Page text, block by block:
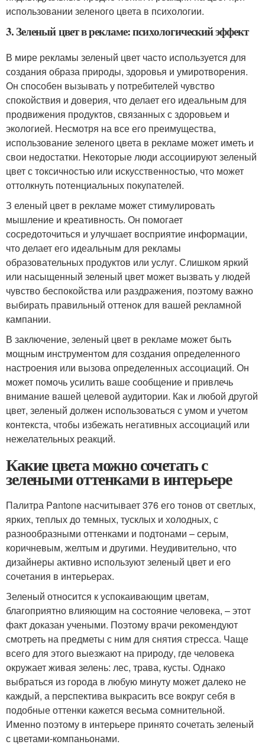
использовании зеленого цвета в психологии.
3. Зеленый цвет в рекламе: психологический эффект
В мире рекламы зеленый цвет часто используется для
создания образа природы, здоровья и умиротворения.
Он способен вызывать у потребителей чувство
спокойствия и доверия, что делает его идеальным для
продвижения продуктов, связанных с здоровьем и
экологией. Несмотря на все его преимущества,
использование зеленого цвета в рекламе может иметь и
свои недостатки. Некоторые люди ассоциируют зеленый
цвет с токсичностью или искусственностью, что может
оттолкнуть потенциальных покупателей.
З еленый цвет в рекламе может стимулировать
мышление и креативность. Он помогает
сосредоточиться и улучшает восприятие информации,
что делает его идеальным для рекламы
образовательных продуктов или услуг. Слишком яркий
или насыщенный зеленый цвет может вызвать у людей
чувство беспокойства или раздражения, поэтому важно
выбирать правильный оттенок для вашей рекламной
кампании.
В заключение, зеленый цвет в рекламе может быть
мощным инструментом для создания определенного
настроения или вызова определенных ассоциаций. Он
может помочь усилить ваше сообщение и привлечь
внимание вашей целевой аудитории. Как и любой другой
цвет, зеленый должен использоваться с умом и учетом
контекста, чтобы избежать негативных ассоциаций или
нежелательных реакций.
Какие цвета можно сочетать с
зелеными оттенками в интерьере
Палитра Pantone насчитывает 376 его тонов от светлых,
ярких, теплых до темных, тусклых и холодных, с
разнообразными оттенками и подтонами – серым,
коричневым, желтым и другими. Неудивительно, что
дизайнеры активно используют зеленый цвет и его
сочетания в интерьерах.
Зеленый относится к успокаивающим цветам,
благоприятно влияющим на состояние человека, – этот
факт доказан учеными. Поэтому врачи рекомендуют
смотреть на предметы с ним для снятия стресса. Чаще
всего для этого выезжают на природу, где человека
окружает живая зелень: лес, трава, кусты. Однако
выбраться из города в любую минуту может далеко не
каждый, а перспектива выкрасить все вокруг себя в
подобные оттенки кажется весьма сомнительной.
Именно поэтому в интерьере принято сочетать зеленый
с цветами-компаньонами.